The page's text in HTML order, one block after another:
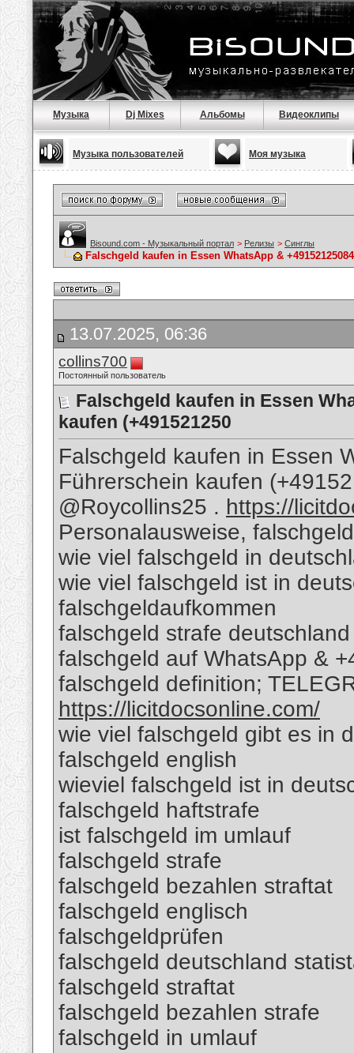
Музыка Dj Mixes Альбомы Видеоклипы
Музыка пользователей Моя музыка
Bisound.com - Музыкальный портал > Релизы > Синглы
Falschgeld kaufen in Essen WhatsApp &
13.07.2025, 06:36
collins700
Постоянный пользователь
Falschgeld kaufen in Essen
kaufen (+491521250
Falschgeld kaufen in Essen
Führerschein kaufen
@Roycollins25 . https://
Personalausweise,
wie viel falschgeld in
wie viel falschgeld ist in
falschgeldaufkommen
falschgeld strafe deutschland
falschgeld auf WhatsApp &
falschgeld definition;
https://licitdocsonline.com/
wie viel falschgeld gibt es in
falschgeld english
wieviel falschgeld ist in
falschgeld haftstrafe
ist falschgeld im umlauf
falschgeld strafe
falschgeld bezahlen straftat
falschgeld englisch
falschgeldprüfen
falschgeld deutschland
falschgeld straftat
falschgeld bezahlen strafe
falschgeld in umlauf